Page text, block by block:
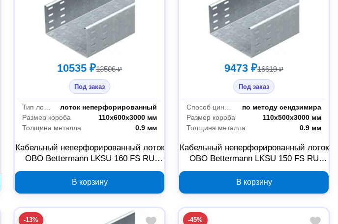
10535 ₽13506 ₽
Под заказ
лоток неперфорированный
Размер короба
110х600х3000 мм
Толщина металла
0.9 мм
Кабельный неперфорированный лоток
OBO Bettermann LKSU 160 FS RU
110х600х3000 мм 6835784
В корзину
9473 ₽16619 ₽
Под заказ
по методу сендзимира
Размер короба
110х500х3000 мм
Толщина металла
0.9 мм
Кабельный неперфорированный лоток
OBO Bettermann LKSU 150 FS RU
110х500х3000 мм 6835783
В корзину
-13% -45%